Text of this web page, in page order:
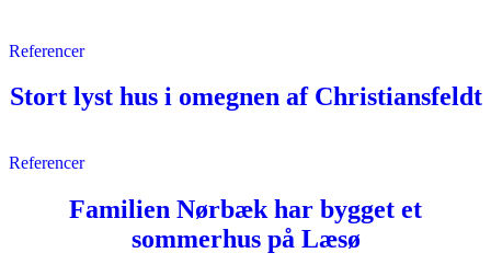
Referencer
Stort lyst hus i omegnen af Christiansfeldt
Referencer
Familien Nørbæk har bygget et
sommerhus på Læsø